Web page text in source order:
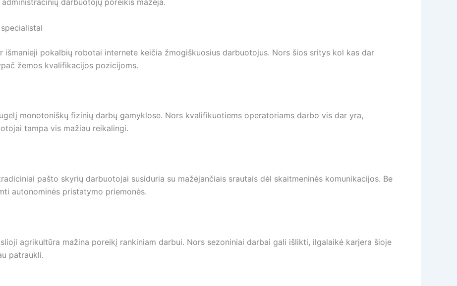
darbuotojų poreikis mažėja.
išmanieji pokalbių robotai internete keičia žmogiškuosius darbuotojus. Nors šios sritys kol kas dar
žemos kvalifikacijos pozicijoms.
monotoniškų fizinių darbų gamyklose. Nors kvalifikuotiems operatoriams darbo vis dar yra,
tampa vis mažiau reikalingi.
pašto skyrių darbuotojai susiduria su mažėjančiais srautais dėl skaitmeninės komunikacijos. Be
autonominės pristatymo priemonės.
agrikultūra mažina poreikį rankiniam darbui. Nors sezoniniai darbai gali išlikti, ilgalaikė karjera šioje
patraukli.